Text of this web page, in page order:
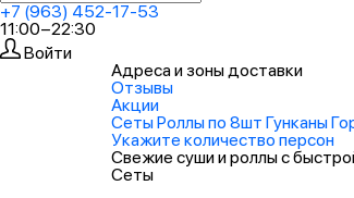
+7 (963) 452-17-53
11:00−22:30
Войти
Адреса и зоны доставки
Отзывы
Акции
СетыРоллы по 8шт Гунканы
Укажите количество персон
Свежие суши и роллы с
Сеты